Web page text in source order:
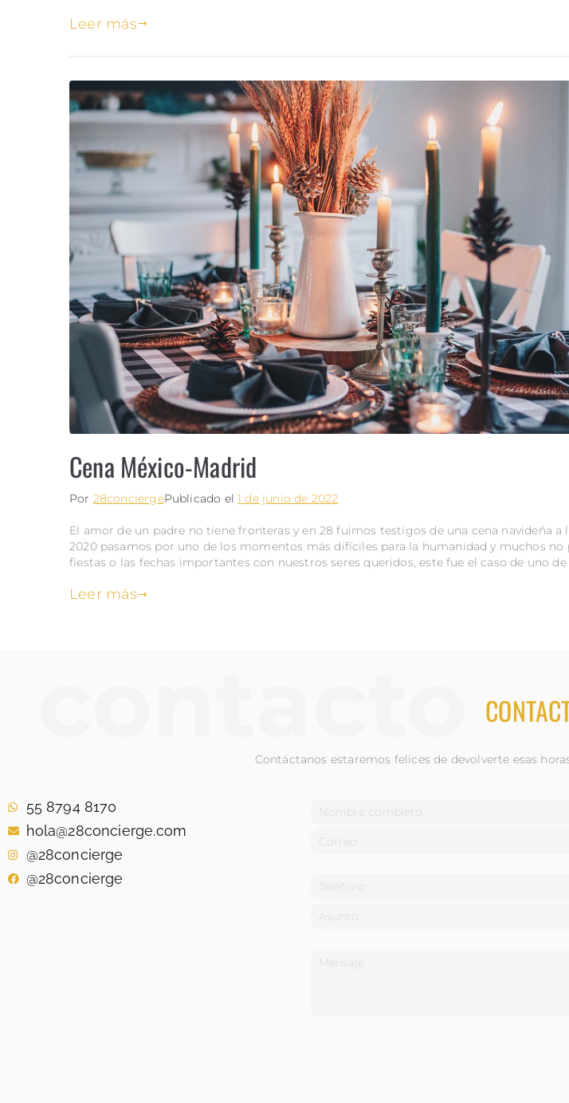
Leer más
Cena México-Madrid
Por 28conciergePublicado el1 de junio de 2022
El amor de un padre no tiene fronteras y en 28 fuimos testigos de una cena navideña a
2020 pasamos por uno de los momentos más difíciles para la humanidad y muchos no
fiestas o las fechas importantes con nuestros seres queridos, este fue el caso de uno de
Leer más
Contáctanos estaremos felices de devolverte esas
55 8794 8170
hola@28concierge.com
@28concierge
@28concierge